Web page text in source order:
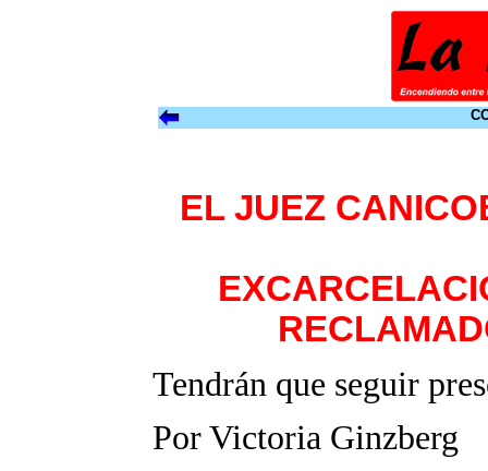
EL JUEZ
Tendrán que seguir
Por Victoria Ginzberg